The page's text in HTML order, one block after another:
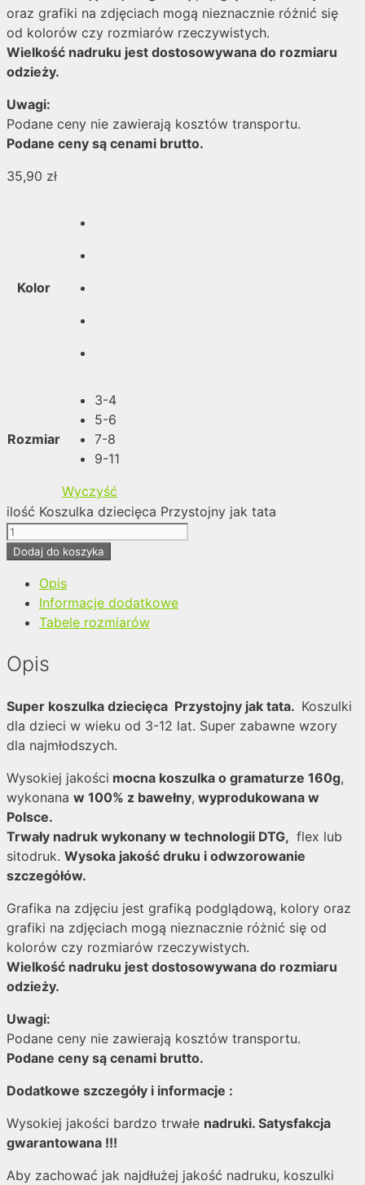
oraz grafiki na zdjęciach mogą nieznacznie różnić się
od kolorów czy rozmiarów rzeczywistych.
Wielkość nadruku jest dostosowywana do rozmiaru
odzieży.
Uwagi:
Podane ceny nie zawierają kosztów transportu.
Podane ceny są cenami brutto.
35,90 zł
Kolor
Rozmiar
3-4
5-6
7-8
9-11
Wyczyść
ilość Koszulka dziecięca Przystojny jak tata
Dodaj do koszyka
Opis
Informacje dodatkowe
Tabele rozmiarów
Opis
Super koszulka dziecięca Przystojny jak tata. Koszulki
dla dzieci w wieku od 3-12 lat. Super zabawne wzory
dla najmłodszych.
Wysokiej jakości mocna koszulka o gramaturze 160g,
wykonana w 100% z bawełny, wyprodukowana w
Polsce.
Trwały nadruk wykonany w technologii DTG, flex lub
sitodruk. Wysoka jakość druku i odwzorowanie
szczegółów.
Grafika na zdjęciu jest grafiką podglądową, kolory oraz
grafiki na zdjęciach mogą nieznacznie różnić się od
kolorów czy rozmiarów rzeczywistych.
Wielkość nadruku jest dostosowywana do rozmiaru
odzieży.
Uwagi:
Podane ceny nie zawierają kosztów transportu.
Podane ceny są cenami brutto.
Dodatkowe szczegóły i informacje :
Wysokiej jakości bardzo trwałe nadruki. Satysfakcja
gwarantowana !!!
Aby zachować jak najdłużej jakość nadruku, koszulki